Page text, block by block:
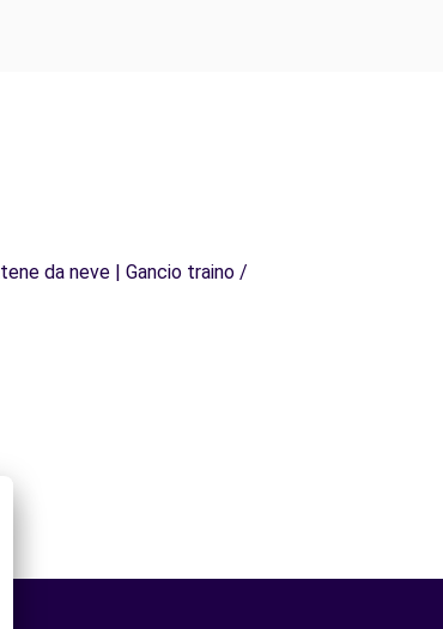
da neve | Gancio traino /